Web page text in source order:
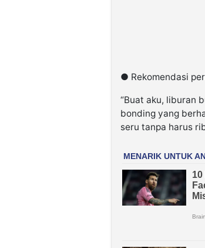
● Rekomendasi
“Buat aku, liburan
bonding yang
seru tanpa harus